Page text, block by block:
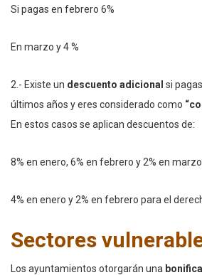
Si pagas en febrero 6%
En marzo y 4 %
2.- Existe un descuento adicional si
últimos años y eres considerado como
En estos casos se aplican descuentos de:
8% en enero, 6% en febrero y 2% en
4% en enero y 2% en febrero para el
Sectores
Los ayuntamientos otorgarán una